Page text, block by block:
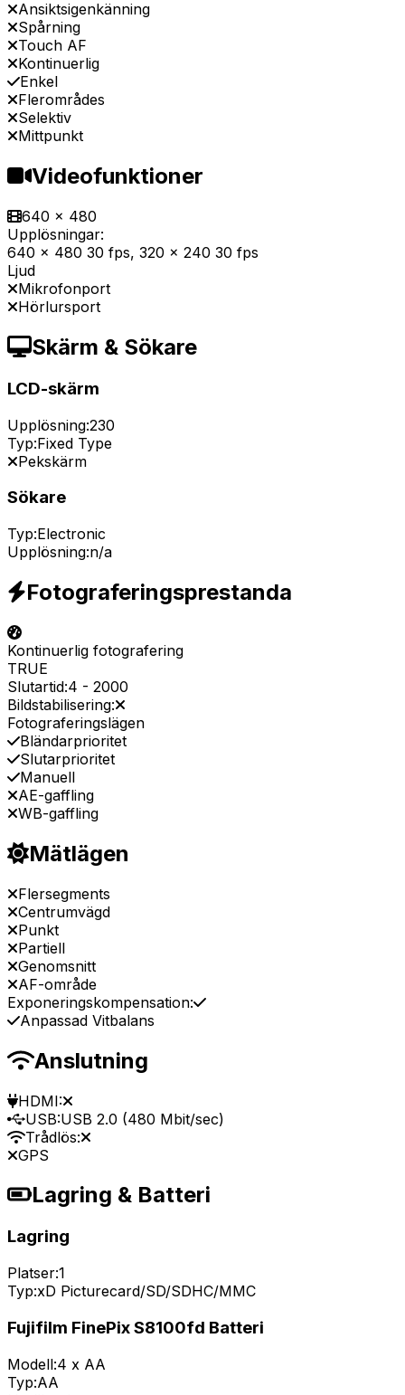
Ansiktsigenkänning
Spårning
Touch AF
Kontinuerlig
Enkel
Flerområdes
Selektiv
Mittpunkt
Videofunktioner
640 x 480
Upplösningar:
640 x 480 30 fps, 320 x 240 30 fps
Ljud
Mikrofonport
Hörlursport
Skärm & Sökare
LCD-skärm
Upplösning:230
Typ:Fixed Type
Pekskärm
Sökare
Typ:Electronic
Upplösning:n/a
Fotograferingsprestanda
Kontinuerlig fotografering
TRUE
Slutartid:4 - 2000
Bildstabilisering:
Fotograferingslägen
Bländarprioritet
Slutarprioritet
Manuell
AE-gaffling
WB-gaffling
Mätlägen
Flersegments
Centrumvägd
Punkt
Partiell
Genomsnitt
AF-område
Exponeringskompensation:
Anpassad Vitbalans
Anslutning
HDMI:
USB:USB 2.0 (480 Mbit/sec)
Trådlös:
GPS
Lagring & Batteri
Lagring
Platser:1
Typ:xD Picturecard/SD/SDHC/MMC
Fujifilm FinePix S8100fd Batteri
Modell:4 x AA
Typ:AA